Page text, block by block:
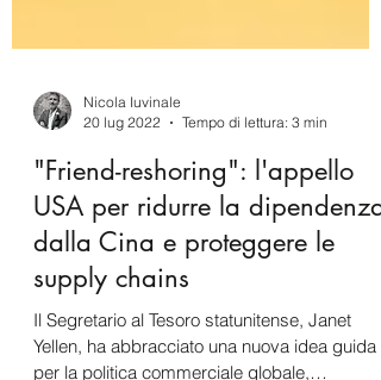
Nicola Iuvinale
20 lug 2022
Tempo di lettura: 3 min
"Friend-reshoring": l'appello
USA per ridurre la dipendenza
dalla Cina e proteggere le
supply chains
Il Segretario al Tesoro statunitense, Janet